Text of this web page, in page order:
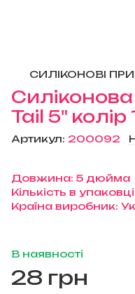
СИЛІКОНОВІ
Tail 5" колір
Артикул: 200092
Довжина: 5 дюйма
Кількість в
Країна виробник:
В наявності
28 грн